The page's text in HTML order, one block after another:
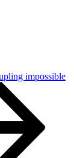
impossible